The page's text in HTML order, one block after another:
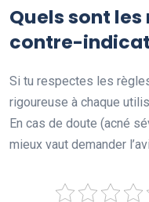
Quels sont
contre-
Si tu respectes les
rigoureuse à chaque
En cas de doute (acné
mieux vaut demander